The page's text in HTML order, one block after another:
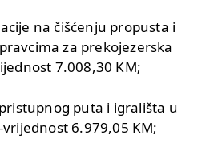
na čišćenju propusta i
za prekojezerska
7.008,30 KM;
puta i igrališta u
6.979,05 KM;